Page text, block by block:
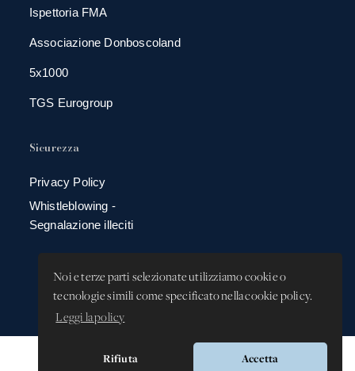
Noi e terze parti selezionate utilizziamo cookie o
tecnologie simili come specificato nella cookie policy.
Leggi la policy
Rifiuta Accetta
Ispettoria FMA
Associazione Donboscoland
5x1000
TGS Eurogroup
Sicurezza
Privacy Policy
Whistleblowing -
Segnalazione illeciti